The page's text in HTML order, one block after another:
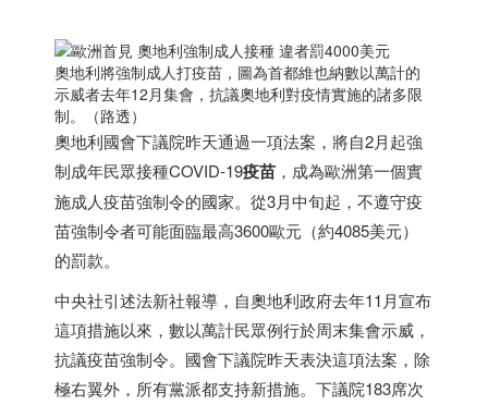
奧地利將強制成人打疫苗，圖為首都維也納數以萬計的
示威者去年12月集會，抗議奧地利對疫情實施的諸多限
制。（路透）
奧地利國會下議院昨天通過一項法案，將自2月起強
制成年民眾接種COVID-19疫苗 ，成為歐洲第一個實
施成人疫苗強制令的國家。從3月中旬起，不遵守疫
苗強制令者可能面臨最高3600歐元（約4085美元）
的罰款。
中央社引述法新社報導，自奧地利政府去年11月宣布
這項措施以來，數以萬計民眾例行於周末集會示威，
抗議疫苗強制令。國會下議院昨天表決這項法案，除
極右翼外，所有黨派都支持新措施。下議院183席次